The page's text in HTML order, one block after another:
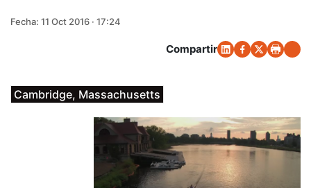
Fecha: 11 Oct 2016 · 17:24
Compartir
Cambridge, Massachusetts